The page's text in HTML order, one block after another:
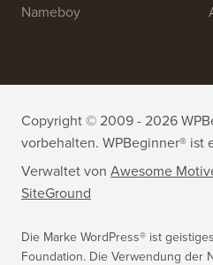
Nameboy
Copyright © 2009 - 2026
vorbehalten. WPBeginner® ist
Verwaltet von Awesome
SiteGround
Die Marke WordPress® ist
Foundation. Die Verwendung der